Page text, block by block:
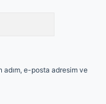
adım, e-posta adresim ve